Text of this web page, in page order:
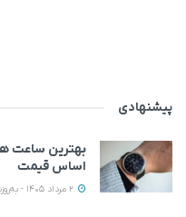
پیشنهادی
بهترین ساعت
اساس قیمت